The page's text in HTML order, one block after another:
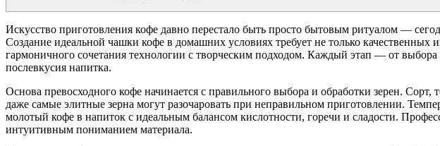
Искусство приготовления кофе давно перестало быть просто бытовым ритуалом —
Создание идеальной чашки кофе в домашних условиях требует не только
гармоничного сочетания технологии с творческим подходом. Каждый этап — от
послевкусия напитка.
Основа превосходного кофе начинается с правильного выбора и обработки зерен.
даже самые элитные зерна могут разочаровать при неправильном приготовлении.
молотый кофе в напиток с идеальным балансом кислотности, горечи и сладости.
интуитивным пониманием материала.